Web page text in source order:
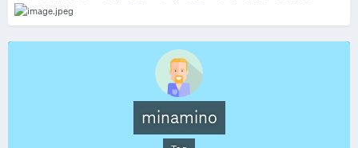
minamino